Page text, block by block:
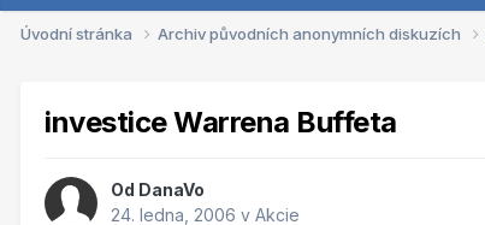
Úvodní stránka Archiv původních anonymních diskuzích
investice Warrena Buffeta
Od DanaVo
24. ledna, 2006 v Akcie